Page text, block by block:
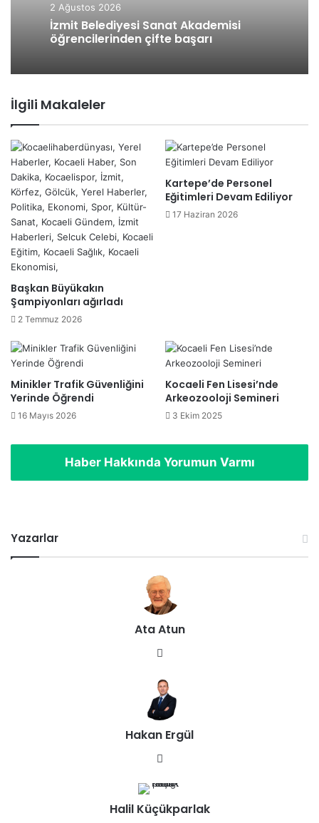
2 Ağustos 2026
İzmit Belediyesi Sanat Akademisi
öğrencilerinden çifte başarı
İlgili Makaleler
Başkan Büyükakın
Şampiyonları ağırladı
2 Temmuz 2026
Kartepe’de Personel
Eğitimleri Devam Ediliyor
17 Haziran 2026
Minikler Trafik Güvenliğini
Yerinde Öğrendi
16 Mayıs 2026
Kocaeli Fen Lisesi’nde
Arkeozooloji Semineri
3 Ekim 2025
Haber Hakkında Yorumun Varmı
Yazarlar
Ata Atun
esi
Hakan Ergül
sit
esi
Halil Küçükparlak